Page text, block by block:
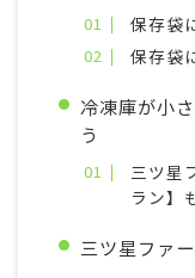
保存袋
保存袋
冷凍庫が小
う
三ツ星
ラン】
三ツ星ファ